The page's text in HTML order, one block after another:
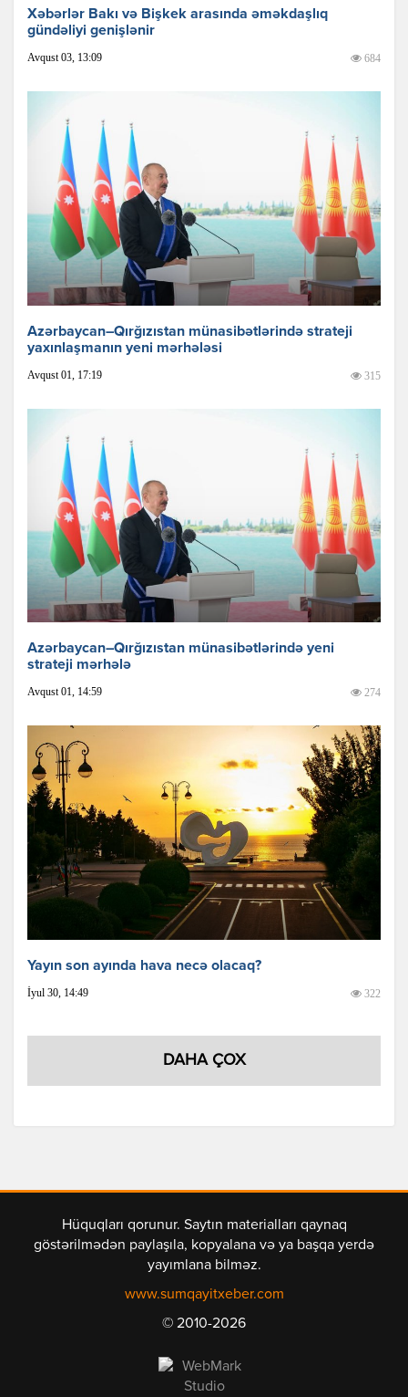
Xəbərlər Bakı və Bişkek arasında əməkdaşlıq
gündəliyi genişlənir
Avqust 03, 13:09 684
Azərbaycan–Qırğızıstan münasibətlərində strateji
yaxınlaşmanın yeni mərhələsi
Avqust 01, 17:19 315
Azərbaycan–Qırğızıstan münasibətlərində yeni
strateji mərhələ
Avqust 01, 14:59 274
Yayın son ayında hava necə olacaq?
İyul 30, 14:49 322
DAHA ÇOX
Hüquqları qorunur. Saytın materialları qaynaq
göstərilmədən paylaşıla, kopyalana və ya başqa yerdə
yayımlana bilməz.
www.sumqayitxeber.com
© 2010-2026